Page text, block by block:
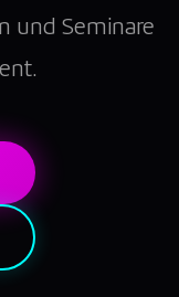
und Seminare